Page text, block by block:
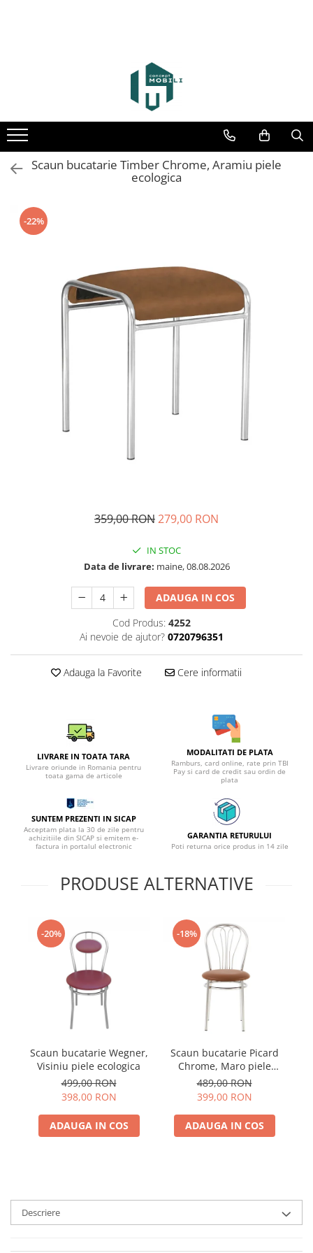
Scaun bucatarie Timber Chrome, Aramiu piele
ecologica
-22%
359,00 RON279,00 RON
IN STOC
Data de livrare: maine, 08.08.2026
ADAUGA IN COS
Cod Produs: 4252
Ai nevoie de ajutor? 0720796351
Adauga la Favorite Cere informatii
LIVRARE IN TOATA TARA
Livrare oriunde in Romania pentru
toata gama de articole
MODALITATI DE PLATA
Ramburs, card online, rate prin TBI
Pay si card de credit sau ordin de
plata
SUNTEM PREZENTI IN SICAP
Acceptam plata la 30 de zile pentru
achizitiile din SICAP si emitem e-
factura in portalul electronic
GARANTIA RETURULUI
Poti returna orice produs in 14 zile
PRODUSE ALTERNATIVE
-20%
Scaun bucatarie Wegner,
Visiniu piele ecologica
499,00 RON
398,00 RON
ADAUGA IN COS
-18%
Scaun bucatarie Picard
Chrome, Maro piele
ecologica
489,00 RON
399,00 RON
ADAUGA IN COS
Descriere